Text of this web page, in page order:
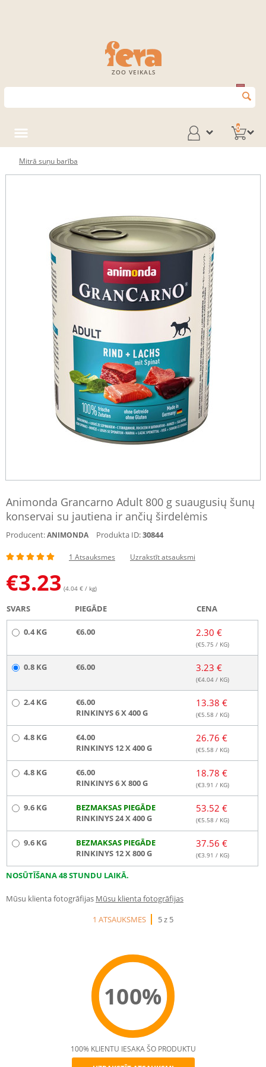
ZOO VEIKALS
0
Mitrā suņu barība
Animonda Grancarno Adult 800 g suaugusių šunų
konservai su jautiena ir ančių širdelėmis
Producent:ANIMONDA Produkta ID:30844
1 Atsauksmes Uzrakstīt atsauksmi
€3.23 (4.04 € / kg)
SVARS PIEGĀDE CENA
0.4 KG €6.00 2.30 €
(€5.75 / KG)
0.8 KG €6.00 3.23 €
(€4.04 / KG)
2.4 KG
€6.00
RINKINYS 6 X 400 G
13.38 €
(€5.58 / KG)
4.8 KG
€4.00
RINKINYS 12 X 400 G
26.76 €
(€5.58 / KG)
4.8 KG
€6.00
RINKINYS 6 X 800 G
18.78 €
(€3.91 / KG)
9.6 KG
BEZMAKSAS PIEGĀDE
RINKINYS 24 X 400 G
53.52 €
(€5.58 / KG)
9.6 KG
BEZMAKSAS PIEGĀDE
RINKINYS 12 X 800 G
37.56 €
(€3.91 / KG)
NOSŪTĪŠANA 48 STUNDU LAIKĀ.
Mūsu klienta fotogrāfijas Mūsu klienta fotogrāfijas
1 ATSAUKSMES
5 z 5
100%
100% KLIENTU IESAKA ŠO PRODUKTU